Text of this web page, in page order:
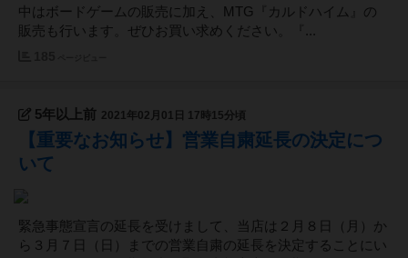
中はボードゲームの販売に加え、MTG『カルドハイム』の
販売も行います。ぜひお買い求めください。『...
5年以上前 2021年02月01日 17時15分頃
【重要なお知らせ】営業自粛延長の決定につ
いて
緊急事態宣言の延長を受けまして、当店は２月８日（月）か
ら３月７日（日）までの営業自粛の延長を決定することにい